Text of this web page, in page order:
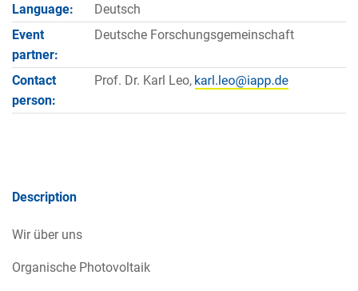
Language:
Deutsch
Event
partner:
Deutsche Forschungsgemeinschaft
Contact
person:
Prof. Dr. Karl Leo,
Description
Wir über uns
Organische Photovoltaik